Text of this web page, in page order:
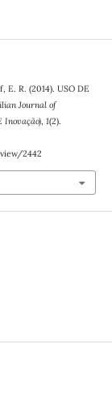
E. R. (2014). USO DE
Journal of
Inovação), 1(2).
2442